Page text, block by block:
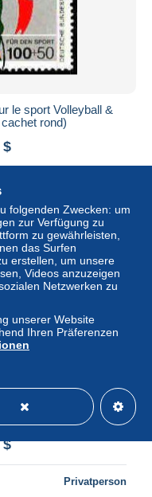
le sport Volleyball &
rond)
$
la jeunesse
cachet rond)
$
Privatperson
folgenden Zwecken: um
zur Verfügung zu
zu gewährleisten,
das Surfen
erstellen, um unsere
Videos anzuzeigen
Netzwerken zu
unserer Website
Ihren Präferenzen